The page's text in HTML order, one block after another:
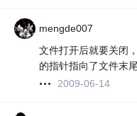
mengde007
文件打开后就要关闭
的指针指向了文件末
2009-06-14